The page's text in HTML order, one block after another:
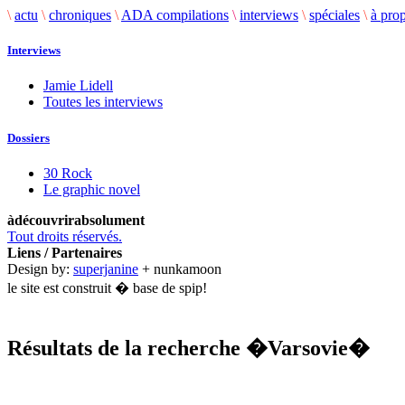
\ actu \ chroniques \ ADA compilations \ interviews \ spéciales \ à
Interviews
Jamie Lidell
Toutes les interviews
Dossiers
30 Rock
Le graphic novel
àdécouvrirabsolument
Tout droits réservés.
Liens / Partenaires
Design by: superjanine + nunkamoon
le site est construit � base de spip!
Résultats de la recherche �Varsovie�